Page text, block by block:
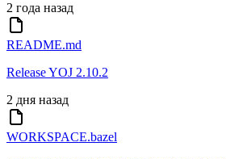
2 года назад
README.md
Release YOJ 2.10.2
2 дня назад
WORKSPACE.bazel